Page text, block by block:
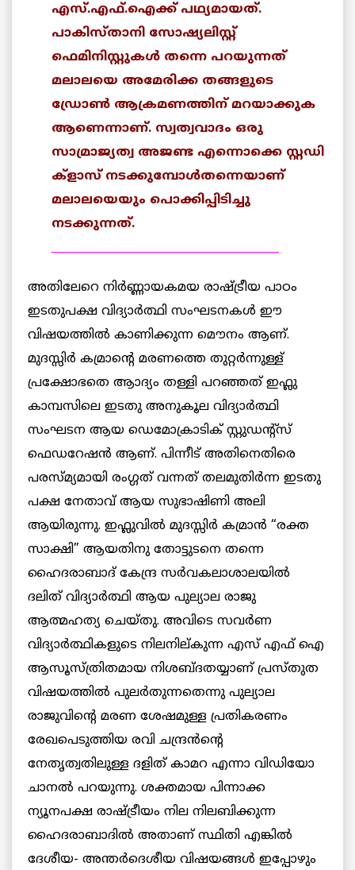
എസ്.എഫ്.ഐക്ക് പഥ്യമായത്.
പാകിസ്താനി സോഷ്യലിസ്റ്റ്
ഫെമിനിസ്റ്റുകള്‍ തന്നെ പറയുന്നത്
മലാലയെ അമേരിക്ക തങ്ങളുടെ
ഡ്രോണ്‍ ആക്രമണത്തിന് മറയാക്കുക
ആണെന്നാണ്. സ്വത്വവാദം ഒരു
സാമ്രാജ്യത്വ അജണ്ട എന്നൊക്കെ സ്റ്റഡി
ക്ളാസ് നടക്കുമ്പോള്‍തന്നെയാണ്
മലാലയെയും പൊക്കിപ്പിടിച്ചു
നടക്കുന്നത്.
അതിലേറെ നിര്‍ണ്ണായകമയ രാഷ്ട്രീയ പാഠം
ഇടതുപക്ഷ വിദ്യാര്‍ത്ഥി സംഘടനകള്‍ ഈ
വിഷയത്തില്‍ കാണിക്കുന്ന മൌനം ആണ്.
മുദസ്സിര്‍ കമ്രാന്റെ മരണത്തെ തുറ്റര്‍ന്നുള്ള്
പ്രക്ഷോഭതെ ആാദ്യം തള്ളി പറഞ്ഞത് ഇഫ്ലു
കാമ്പസിലെ ഇടതു അനുകൂല വിദ്യാര്‍ത്ഥി
സംഘടന ആയ ഡെമോക്രാടിക് സ്റ്റുഡന്റ്സ്
ഫെഡറേഷന്‍ ആണ്. പിന്നീട് അതിനെതിരെ
പരസ്മ്യമായി രംഗ്ഗത് വന്നത് തലമുതിര്‍ന്ന ഇടതു
പക്ഷ നേതാവ് ആയ സുഭാഷിണി അലി
ആയിരുന്നു. ഇഫ്ലുവില്‍ മുദസ്സിര്‍ കമ്രാന്‍ “രക്ത
സാക്ഷി” ആയതിനു തോട്ടുടനെ തന്നെ
ഹൈദരാബാദ് കേന്ദ്ര സര്‍വകലാശാലയില്‍
ദലിത് വിദ്യാര്‍ത്ഥി ആയ പുല്യാല രാജു
ആത്മഹത്യ ചെയ്തു. അവിടെ സവര്‍ണ
വിദ്യാര്‍ത്ഥികളുടെ നിലനില്കുന്ന എസ് എഫ് ഐ
ആസൂസ്ത്രിതമായ നിശബ്ദതയ്യാണ് പ്രസ്തുത
വിഷയത്തില്‍ പുലര്‍തുന്നതെന്നു പുല്യാല
രാജുവിന്റെ മരണ ശേഷമുള്ള പ്രതികരണം
രേഖപെടുത്തിയ രവി ചന്ദ്രന്‍ന്റെ
നേതൃത്വതിലുള്ള ദളിത്‌ കാമറ എന്നാ വിഡിയോ
ചാനല്‍ പറയുന്നു. ശക്തമായ പിന്നാക്ക
ന്യൂനപക്ഷ രാഷ്ട്രീയം നില നിലബിക്കുന്ന
ഹൈദരാബാദില്‍ അതാണ്‌ സ്ഥിതി എങ്കില്‍
ദേശീയ- അന്തര്‍ദെശീയ വിഷയങ്ങള്‍ ഇപ്പോഴും